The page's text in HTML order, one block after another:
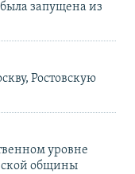
запущена из
Ростовскую
уровне
общины